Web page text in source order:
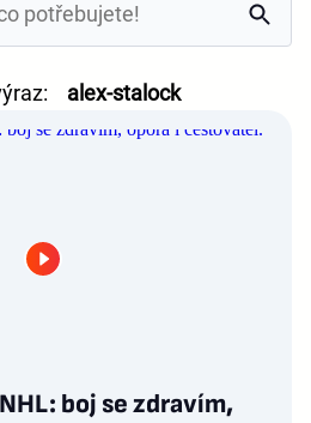
alex-stalock
boj se zdravím,